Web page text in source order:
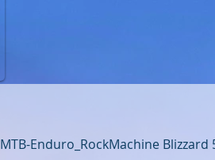
MTB-Enduro_RockMachine Blizzard